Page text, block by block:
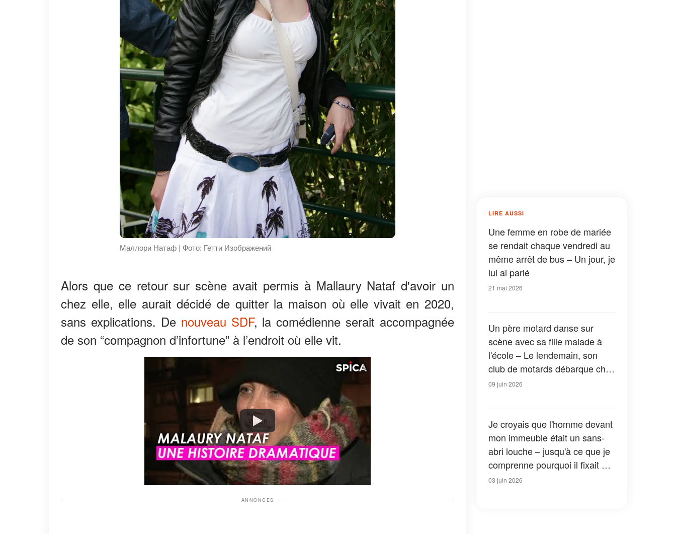
Маллори Натаф | Фото: Гетти Изображений
Alors que ce retour sur scène avait permis à Mallaury Nataf d'avoir un
chez elle, elle aurait décidé de quitter la maison où elle vivait en 2020,
sans explications. De nouveau SDF, la comédienne serait accompagnée
de son “compagnon d’infortune” à l’endroit où elle vit.
Watch
ANNONCES
LIRE AUSSI
Une femme en robe de mariée
se rendait chaque vendredi au
même arrêt de bus – Un jour, je
lui ai parlé
21 mai 2026
Un père motard danse sur
scène avec sa fille malade à
l'école – Le lendemain, son
club de motards débarque chez
lui
09 juin 2026
Je croyais que l'homme devant
mon immeuble était un sans-
abri louche – jusqu'à ce que je
comprenne pourquoi il fixait ma
fenêtre tous les soirs
03 juin 2026